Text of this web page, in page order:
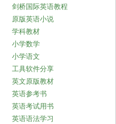
剑桥国际英语教程
原版英语小说
学科教材
小学数学
小学语文
工具软件分享
英文原版教材
英语参考书
英语考试用书
英语语法学习